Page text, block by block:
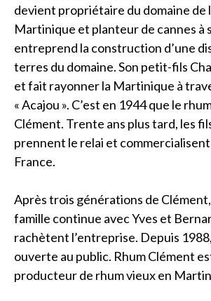
devient propriétaire du domaine de
Martinique et planteur de cannes à
entreprend la construction d’une
terres du domaine. Son petit-fils
et fait rayonner la Martinique à
« Acajou ». C’est en 1944 que le
Clément. Trente ans plus tard, les
prennent le relai et commercialisent
France.
Après trois générations de
famille continue avec Yves et
rachètent l’entreprise. Depuis
ouverte au public. Rhum Clément
producteur de rhum vieux en